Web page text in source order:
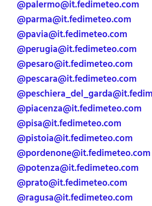
@palermo@it.fedimeteo.com
@parma@it.fedimeteo.com
@pavia@it.fedimeteo.com
@perugia@it.fedimeteo.com
@pesaro@it.fedimeteo.com
@pescara@it.fedimeteo.com
@piacenza@it.fedimeteo.com
@pisa@it.fedimeteo.com
@pistoia@it.fedimeteo.com
@pordenone@it.fedimeteo.com
@potenza@it.fedimeteo.com
@prato@it.fedimeteo.com
@ragusa@it.fedimeteo.com